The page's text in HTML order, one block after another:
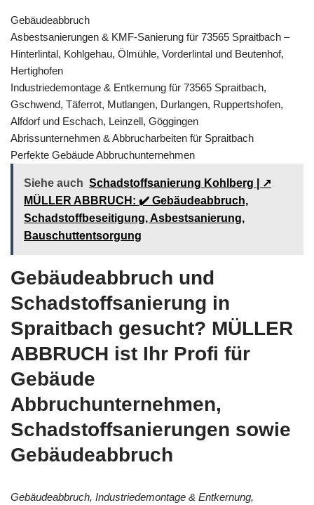
Gebäudeabbruch
Asbestsanierungen & KMF-Sanierung für 73565 Spraitbach –
Hinterlintal, Kohlgehau, Ölmühle, Vorderlintal und Beutenhof,
Hertighofen
Industriedemontage & Entkernung für 73565 Spraitbach,
Gschwend, Täferrot, Mutlangen, Durlangen, Ruppertshofen,
Alfdorf und Eschach, Leinzell, Göggingen
Abrissunternehmen & Abbrucharbeiten für Spraitbach
Perfekte Gebäude Abbruchunternehmen
Siehe auch Schadstoffsanierung Kohlberg | ↗️
MÜLLER ABBRUCH: ✔️ Gebäudeabbruch,
Schadstoffbeseitigung, Asbestsanierung,
Bauschuttentsorgung
Gebäudeabbruch und
Schadstoffsanierung in
Spraitbach gesucht? MÜLLER
ABBRUCH ist Ihr Profi für
Gebäude
Abbruchunternehmen,
Schadstoffsanierungen sowie
Gebäudeabbruch
Gebäudeabbruch, Industriedemontage & Entkernung,